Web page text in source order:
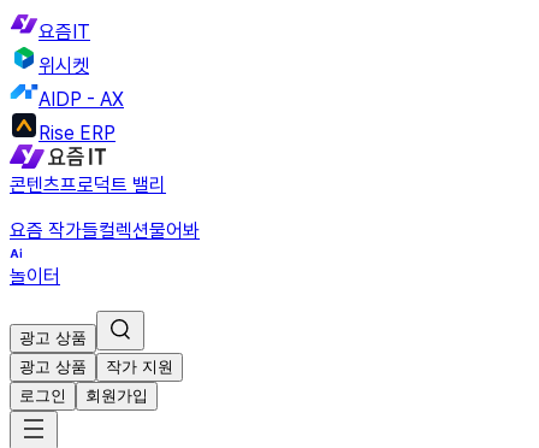
요즘IT
위시켓
AIDP - AX
Rise ERP
콘텐츠프로덕트 밸리
요즘 작가들컬렉션물어봐
놀이터
광고 상품
광고 상품
작가 지원
로그인
회원가입